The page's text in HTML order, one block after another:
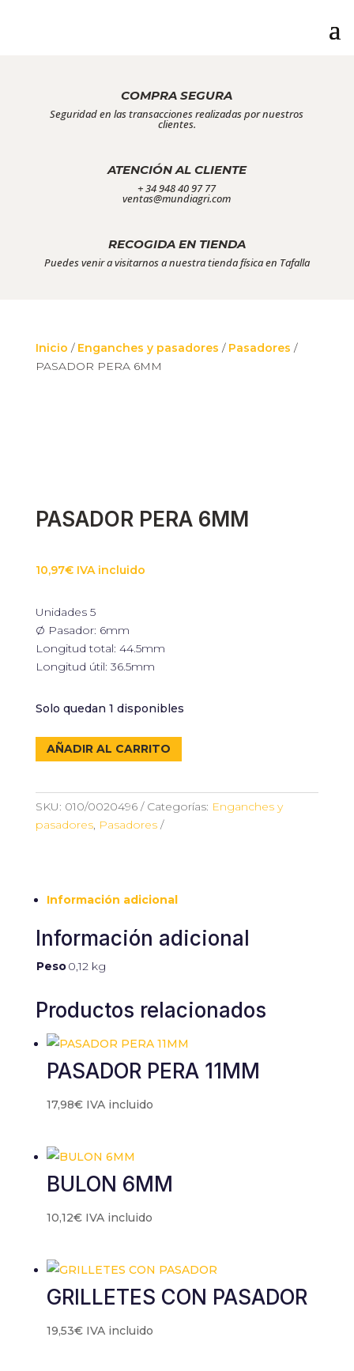
COMPRA SEGURA
Seguridad en las transacciones realizadas por nuestros
clientes.
ATENCIÓN AL CLIENTE
+ 34 948 40 97 77
ventas@mundiagri.com
RECOGIDA EN TIENDA
Puedes venir a visitarnos a nuestra tienda física en Tafalla
Inicio / Enganches y pasadores / Pasadores /
PASADOR PERA 6MM
PASADOR PERA 6MM
10,97€ IVA incluido
Unidades 5
Ø Pasador: 6mm
Longitud total: 44.5mm
Longitud útil: 36.5mm
Solo quedan 1 disponibles
PASADOR
PERA
AÑADIR AL CARRITO
SKU: 010/0020496 Categorías: Enganches y
pasadores, Pasadores
Información adicional
Información adicional
Peso0,12 kg
Productos relacionados
PASADOR PERA 11MM
17,98€ IVA incluido
BULON 6MM
10,12€ IVA incluido
GRILLETES CON PASADOR
19,53€ IVA incluido